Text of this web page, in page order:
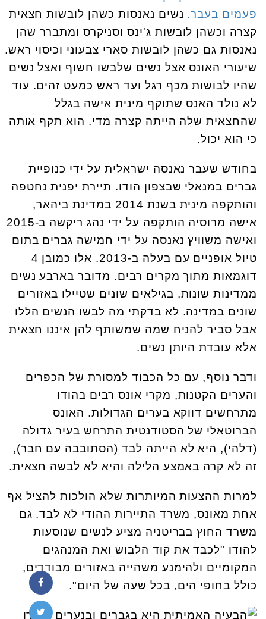
פעמים בעבר. נשים נאנסות כשהן לובשות חצאית
קצרה וכשהן לובשות ג'ינס וסניקרס ומתברר שהן
נאנסות גם כשהן לובשות סארי צבעוני וכיסוי ראש.
שיעורי האונס אצל נשים שלבשו חשוף ואצל נשים
שהיו לבושות מכף רגל ועד ראש כמעט זהים. עוד
לא נולד האנס שתוקף מינית אישה בגלל
שהחצאית שלה הייתה קצרה מדי. הוא תקף אותה
כי הוא יכול.
בחודש שעבר נאנסה ישראלית על ידי כנופיית
גברים במנאלי שבצפון הודו. תיירת יפנית נחטפה
והותקפה מינית בשנת 2014 במדינת ביהאר,
אישה מרוסיה הותקפה על ידי נהג ריקשה ב-2015
ואישה משוויץ נאנסה על ידי חמישה גברים בתום
טיול אופניים עם בעלה ב-2013. אלו כמובן 4
דוגמאות מתוך מקרים רבים. מדובר בארבע נשים
ממדינות שונות, בגילאים שונים שטיילו באזורים
שונים במדינה. לא בדקתי מה לבשו הנשים הללו
אבל סביר להניח שמה שמשותף להן איננו חצאית
אלא עובדת היותן נשים.
ודבר נוסף, עם כל הכבוד למסורת של הכפרים
והערים הקטנות, מקרי אונס רבים בהודו
מתרחשים דווקא בערים הגדולות. האונס
הברוטאלי של הסטודנטית התרחש בעיר גדולה
(דלהי), היא לא הייתה לבד (הסתובבה עם חבר),
זה לא קרה באמצע הלילה והיא לא לבשה חצאית.
למרות ההצעות המיותרות שלא הולכות להציל אף
אחת מאונס, משרד התיירות ההודי לא לבד. גם
משרד החוץ בבריטניה מציע לנשים שנוסעות
להודו "לכבד את קוד הלבוש ואת המנהגים
המקומיים ולהימנע משהייה באזורים מבודדים,
כולל בחופי הים, בכל שעה של היום".